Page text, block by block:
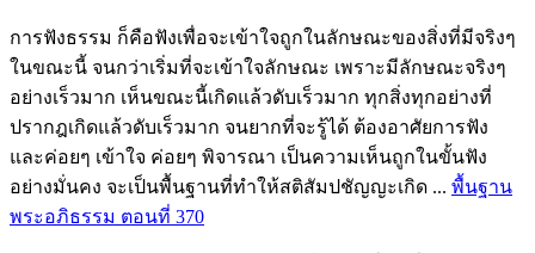
การฟังธรรม ก็คือฟังเพื่อจะเข้าใจถูกในลักษณะของสิ่งที่มีจริงๆ
ในขณะนี้ จนกว่าเริ่มที่จะเข้าใจลักษณะ เพราะมีลักษณะจริงๆ
อย่างเร็วมาก เห็นขณะนี้เกิดแล้วดับเร็วมาก ทุกสิ่งทุกอย่างที่
ปรากฎเกิดแล้วดับเร็วมาก จนยากที่จะรู้ได้ ต้องอาศัยการฟัง
และค่อยๆ เข้าใจ ค่อยๆ พิจารณา เป็นความเห็นถูกในขั้นฟัง
อย่างมั่นคง จะเป็นพื้นฐานที่ทำให้สติสัมปชัญญะเกิด ... พื้นฐาน
พระอภิธรรม ตอนที่ 370